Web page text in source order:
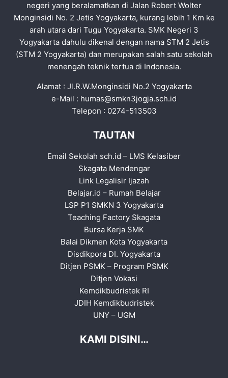
negeri yang beralamatkan di Jalan Robert Wolter
Monginsidi No. 2 Jetis Yogyakarta, kurang lebih 1 Km ke
arah utara dari Tugu Yogyakarta. SMK Negeri 3
Yogyakarta dahulu dikenal dengan nama STM 2 Jetis
(STM 2 Yogyakarta) dan merupakan salah satu sekolah
menengah teknik tertua di Indonesia.
Alamat : Jl.R.W.Monginsidi No.2 Yogyakarta
e-Mail : humas@smkn3jogja.sch.id
Telepon : 0274-513503
TAUTAN
Email Sekolah sch.id – LMS Kelasiber
Skagata Mendengar
Link Legalisir Ijazah
Belajar.id – Rumah Belajar
LSP P1 SMKN 3 Yogyakarta
Teaching Factory Skagata
Bursa Kerja SMK
Balai Dikmen Kota Yogyakarta
Disdikpora DI. Yogyakarta
Ditjen PSMK – Program PSMK
Ditjen Vokasi
Kemdikbudristek RI
JDIH Kemdikbudristek
UNY– UGM
KAMI DISINI…